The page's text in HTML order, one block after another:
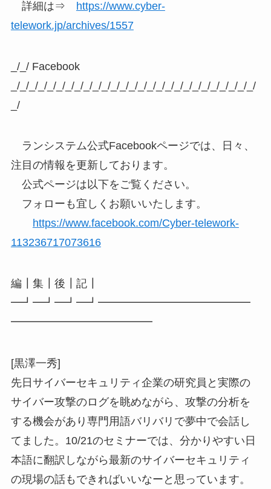
詳細は⇒ https://www.cyber-
telework.jp/archives/1557
_/_/ Facebook
_/_/_/_/_/_/_/_/_/_/_/_/_/_/_/_/_/_/_/_/_/_/_/_/_/_/_/
_/
ランシステム公式Facebookページでは、日々、
注目の情報を更新しております。
公式ページは以下をご覧ください。
フォローも宜しくお願いいたします。
https://www.facebook.com/Cyber-telework-
113236717073616
編┃集┃後┃記┃
━┛━┛━┛━┛━━━━━━━━━━━━━━
━━━━━━━━━━━━━
[黒澤一秀]
先日サイバーセキュリティ企業の研究員と実際の
サイバー攻撃のログを眺めながら、攻撃の分析を
する機会があり専門用語バリバリで夢中で会話し
てました。10/21のセミナーでは、分かりやすい日
本語に翻訳しながら最新のサイバーセキュリティ
の現場の話もできればいいなーと思っています。